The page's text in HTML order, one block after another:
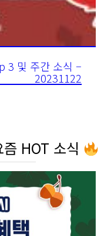
3 및 주간 소식 –
20231122
즘 HOT 소식